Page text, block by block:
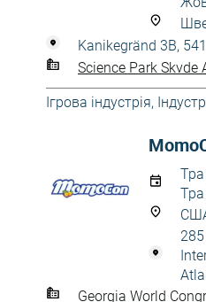
Kanikegränd 3B,
Science Park Skvde
Ігрова індустрія,
Georgia World